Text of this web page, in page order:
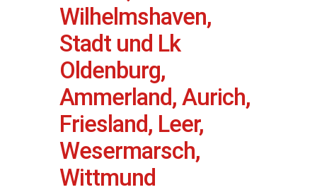
Wilhelmshaven,
Stadt und Lk
Oldenburg,
Ammerland, Aurich,
Friesland, Leer,
Wesermarsch,
Wittmund